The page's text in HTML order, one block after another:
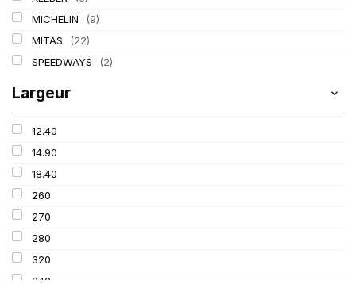
MICHELIN
(9)
MITAS
(22)
SPEEDWAYS
(2)
Largeur
12.40
14.90
18.40
260
270
280
320
340